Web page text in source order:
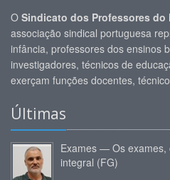
O Sindicato dos Professores do
associação sindical portuguesa
infância, professores dos ensinos
investigadores, técnicos de
exerçam funções docentes,
Últimas
Exames — Os exames,
integral (FG)